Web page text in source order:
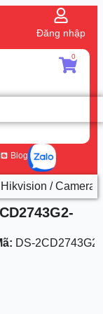
Đăng nhập
0
Blog
/ Camera
DS-